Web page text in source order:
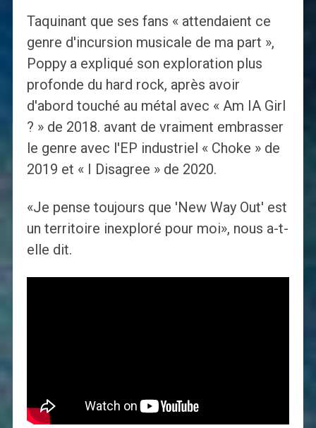
Taquinant que ses fans « attendaient ce
genre d'incursion musicale de ma part »,
Poppy a expliqué son exploration plus
profonde du hard rock, après avoir
d'abord touché au métal avec « Am IA Girl
? » de 2018. avant de vraiment embrasser
le genre avec l'EP industriel « Choke » de
2019 et « I Disagree » de 2020.
«Je pense toujours que 'New Way Out' est
un territoire inexploré pour moi», nous a-t-
elle dit.